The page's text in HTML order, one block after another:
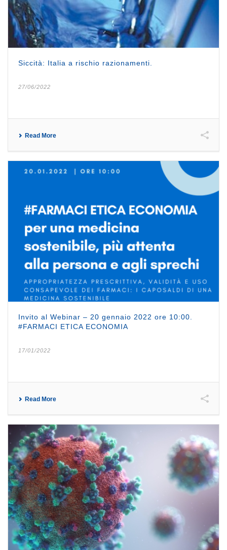
Siccità: Italia a rischio razionamenti.
27/06/2022
Read More
Invito al Webinar – 20 gennaio 2022 ore 10:00.
#FARMACI ETICA ECONOMIA
17/01/2022
Read More